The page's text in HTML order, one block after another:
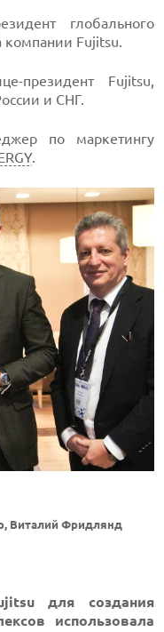
глобального
компании Fujitsu.
президент Fujitsu,
и СНГ.
по маркетингу
.
Виталий Фридлянд
для создания
использовала